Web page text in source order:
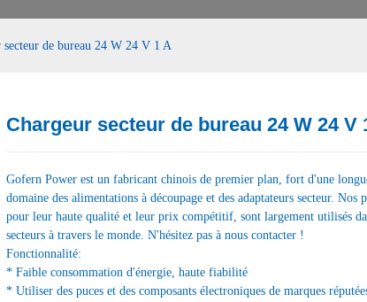
secteur de bureau 24 W 24 V 1 A
Loading...
Loading...
Chargeur secteur de bureau 24 W 24 V
Gofern Power est un fabricant chinois de premier plan, fort d'une
domaine des alimentations à découpage et des adaptateurs secteur. Nos
pour leur haute qualité et leur prix compétitif, sont largement utilisés
secteurs à travers le monde. N'hésitez pas à nous contacter !
Fonctionnalité:
* Faible consommation d'énergie, haute fiabilité
* Utiliser des puces et des composants électroniques de marques